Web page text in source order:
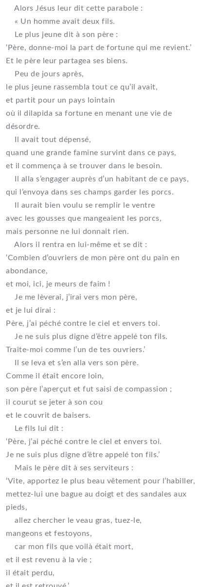
Alors Jésus leur dit cette parabole :
« Un homme avait deux fils.
Le plus jeune dit à son père :
‘Père, donne-moi la part de fortune qui me revient.’
Et le père leur partagea ses biens.
Peu de jours après,
le plus jeune rassembla tout ce qu’il avait,
et partit pour un pays lointain
où il dilapida sa fortune en menant une vie de
désordre.
Il avait tout dépensé,
quand une grande famine survint dans ce pays,
et il commença à se trouver dans le besoin.
Il alla s’engager auprès d’un habitant de ce pays,
qui l’envoya dans ses champs garder les porcs.
Il aurait bien voulu se remplir le ventre
avec les gousses que mangeaient les porcs,
mais personne ne lui donnait rien.
Alors il rentra en lui-même et se dit :
‘Combien d’ouvriers de mon père ont du pain en
abondance,
et moi, ici, je meurs de faim !
Je me lèverai, j’irai vers mon père,
et je lui dirai :
Père, j’ai péché contre le ciel et envers toi.
Je ne suis plus digne d’être appelé ton fils.
Traite-moi comme l’un de tes ouvriers.’
Il se leva et s’en alla vers son père.
Comme il était encore loin,
son père l’aperçut et fut saisi de compassion ;
il courut se jeter à son cou
et le couvrit de baisers.
Le fils lui dit :
‘Père, j’ai péché contre le ciel et envers toi.
Je ne suis plus digne d’être appelé ton fils.’
Mais le père dit à ses serviteurs :
‘Vite, apportez le plus beau vêtement pour l’habiller,
mettez-lui une bague au doigt et des sandales aux
pieds,
allez chercher le veau gras, tuez-le,
mangeons et festoyons,
car mon fils que voilà était mort,
et il est revenu à la vie ;
il était perdu,